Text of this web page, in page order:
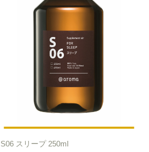
S06 スリープ 250ml